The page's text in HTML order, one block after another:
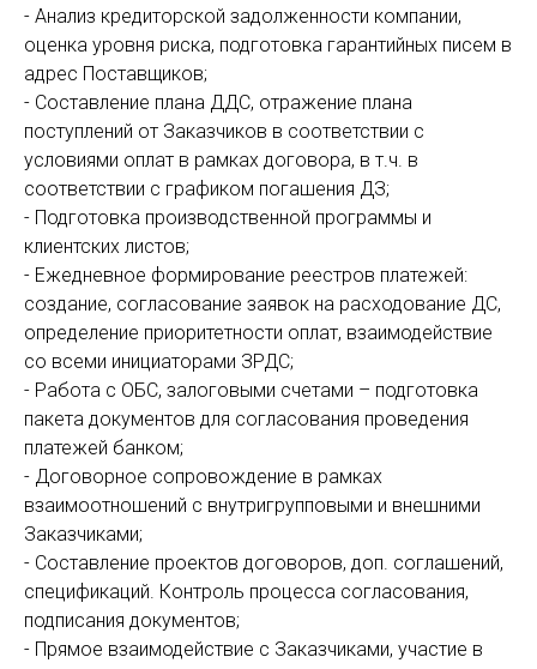
- Анализ кредиторской задолженности компании,
оценка уровня риска, подготовка гарантийных писем в
адрес Поставщиков;
- Составление плана ДДС, отражение плана
поступлений от Заказчиков в соответствии с
условиями оплат в рамках договора, в т.ч. в
соответствии с графиком погашения ДЗ;
- Подготовка производственной программы и
клиентских листов;
- Ежедневное формирование реестров платежей:
создание, согласование заявок на расходование ДС,
определение приоритетности оплат, взаимодействие
со всеми инициаторами ЗРДС;
- Работа с ОБС, залоговыми счетами – подготовка
пакета документов для согласования проведения
платежей банком;
- Договорное сопровождение в рамках
взаимоотношений с внутригрупповыми и внешними
Заказчиками;
- Составление проектов договоров, доп. соглашений,
спецификаций. Контроль процесса согласования,
подписания документов;
- Прямое взаимодействие с Заказчиками, участие в